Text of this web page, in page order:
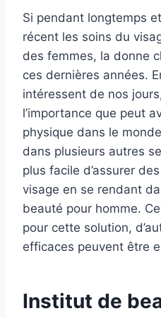
Si pendant longtemps
récent les soins du
des femmes, la donne
ces dernières années.
intéressent de nos
l’importance que peut
physique dans le
dans plusieurs autres
plus facile d’assurer
visage en se rendant
beauté pour homme.
pour cette solution,
efficaces peuvent être
Institut de